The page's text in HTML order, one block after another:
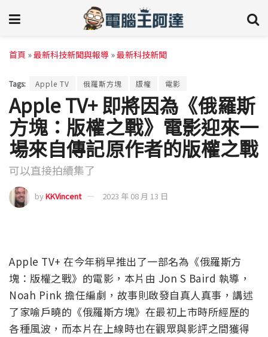
首頁 »最新科技新聞與報導 »最新科技新聞
Tags: Apple TV 俄羅斯方塊 版權 電影
Apple TV+ 即將因為《俄羅斯
方塊：版權之戰》電影迎來一
場來自傳記原作者的版權之戰
可以直接拍續集了
byKKVincent 2023 年 08 月 13 日
Apple TV+ 在今年稍早推出了一部名為《俄羅斯方
塊：版權之戰》的電影，本片由 Jon S Baird 執導，
Noah Pink 擔任編劇，故事則啟發自真人真事，講述
了家喻戶曉的《俄羅斯方塊》在最初上市時所經歷的
各種風波，而本片在上線時也在觀眾與影評之間獲得